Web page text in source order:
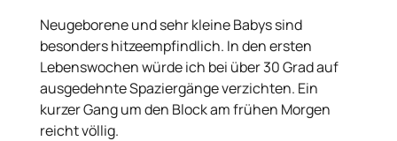
Neugeborene und sehr kleine Babys sind
besonders hitzeempfindlich. In den ersten
Lebenswochen würde ich bei über 30 Grad auf
ausgedehnte Spaziergänge verzichten. Ein
kurzer Gang um den Block am frühen Morgen
reicht völlig.